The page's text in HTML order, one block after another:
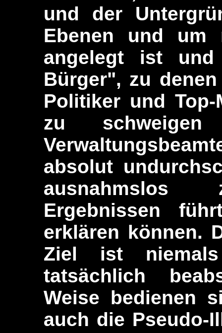
und der
Ebenen und um
angelegt ist
Bürger", zu
Politiker und Top-
zu
absolut
ausnahmslos
Ergebnissen
erklären können.
Ziel ist
tatsächlich
Weise bedienen
auch die Pseudo-